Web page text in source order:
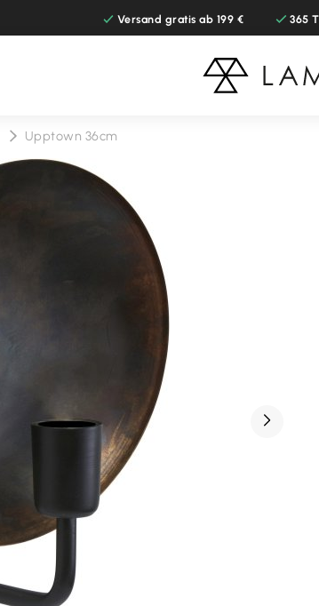
Versand gratis ab 199 € 365
Upptown 36cm